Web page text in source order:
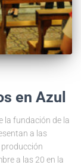
en Azul
la fundación de la
a las
a las 20 en la